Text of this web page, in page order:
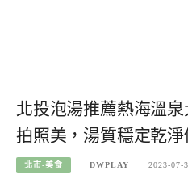
北投泡湯推薦熱海溫
拍照美，湯質穩定乾
北市-美食 DWPLAY 2023-07-